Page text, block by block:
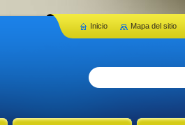
Inicio Mapa del sitio